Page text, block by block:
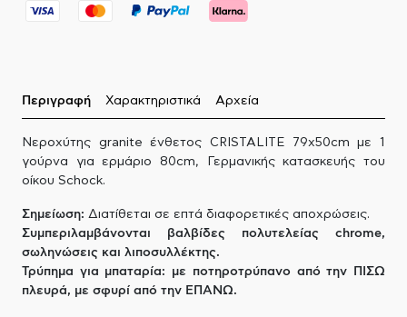
Περιγραφή Χαρακτηριστικά Αρχεία
Νεροχύτης granite ένθετος CRISTALITE 79x50cm με 1
γούρνα για ερμάριο 80cm, Γερμανικής κατασκευής του
οίκου Schock.
Σημείωση: Διατίθεται σε επτά διαφορετικές αποχρώσεις.
Συμπεριλαμβάνονται βαλβίδες πολυτελείας chrome,
σωληνώσεις και λιποσυλλέκτης.
Τρύπημα για μπαταρία: με ποτηροτρύπανο από την ΠΙΣΩ
πλευρά, με σφυρί από την ΕΠΑΝΩ.